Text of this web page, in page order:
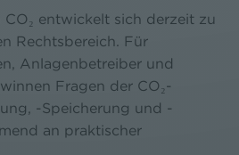
entwickelt sich derzeit zu
Rechtsbereich. Für
Anlagenbetreiber und
Fragen der CO₂-
-Speicherung und -
an praktischer